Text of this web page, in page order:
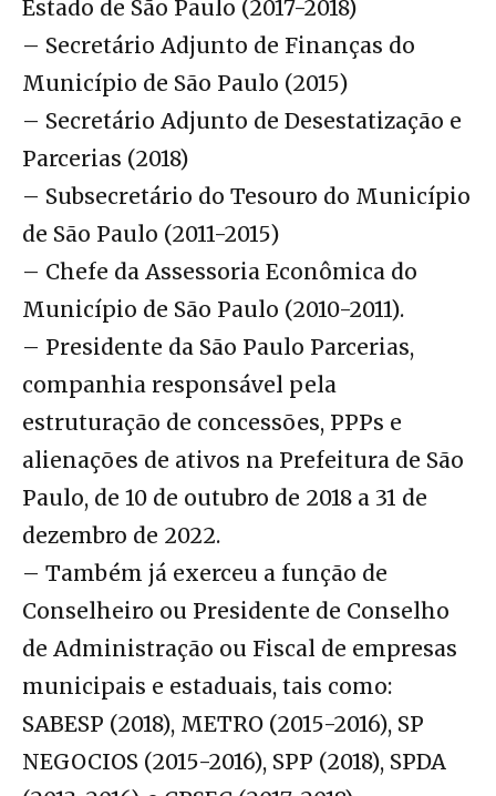
Estado de São Paulo (2017-2018)
– Secretário Adjunto de Finanças do
Município de São Paulo (2015)
– Secretário Adjunto de Desestatização e
Parcerias (2018)
– Subsecretário do Tesouro do Município
de São Paulo (2011-2015)
– Chefe da Assessoria Econômica do
Município de São Paulo (2010-2011).
– Presidente da São Paulo Parcerias,
companhia responsável pela
estruturação de concessões, PPPs e
alienações de ativos na Prefeitura de São
Paulo, de 10 de outubro de 2018 a 31 de
dezembro de 2022.
– Também já exerceu a função de
Conselheiro ou Presidente de Conselho
de Administração ou Fiscal de empresas
municipais e estaduais, tais como:
SABESP (2018), METRO (2015-2016), SP
NEGOCIOS (2015-2016), SPP (2018), SPDA